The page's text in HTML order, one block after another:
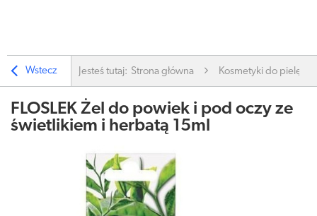
Wstecz Jesteś tutaj: Strona główna Kosmetyki do
FLOSLEK Żel do powiek i pod oczy ze
świetlikiem i herbatą 15ml